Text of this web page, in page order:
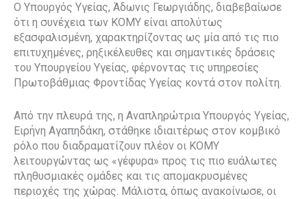
Ο Υπουργός Υγείας, Άδωνις Γεωργιάδης, διαβεβαίωσε
ότι η συνέχεια των ΚΟΜΥ είναι απολύτως
εξασφαλισμένη, χαρακτηρίζοντας ως μία από τις πιο
επιτυχημένες, ρηξικέλευθες και σημαντικές δράσεις
του Υπουργείου Υγείας, φέρνοντας τις υπηρεσίες
Πρωτοβάθμιας Φροντίδας Υγείας κοντά στον πολίτη.
Από την πλευρά της, η Αναπληρώτρια Υπουργός Υγείας,
Ειρήνη Αγαπηδάκη, στάθηκε ιδιαιτέρως στον κομβικό
ρόλο που διαδραματίζουν πλέον οι ΚΟΜΥ
λειτουργώντας ως «γέφυρα» προς τις πιο ευάλωτες
πληθυσμιακές ομάδες και τις απομακρυσμένες
περιοχές της χώρας. Μάλιστα, όπως ανακοίνωσε, οι